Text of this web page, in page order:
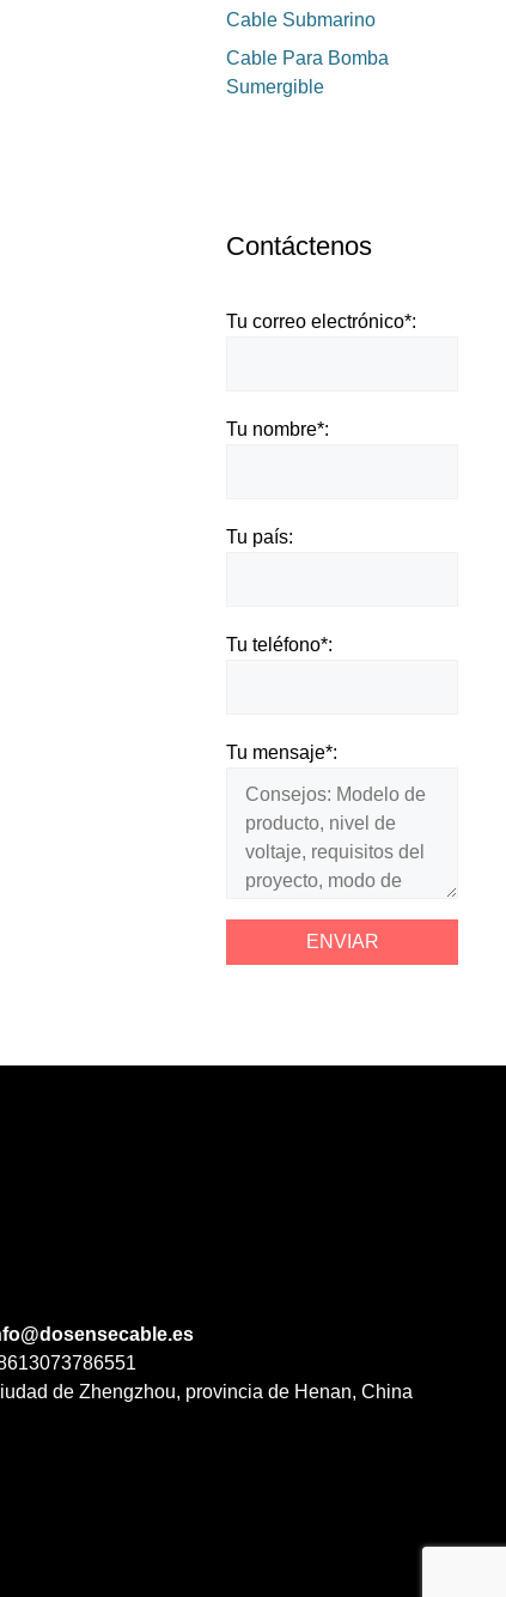
Cable Submarino
Cable Para Bomba
Sumergible
Contáctenos
Tu correo electrónico*:
Tu nombre*:
Tu país:
Tu teléfono*:
Tu mensaje*:
de Zhengzhou, provincia de Henan, China